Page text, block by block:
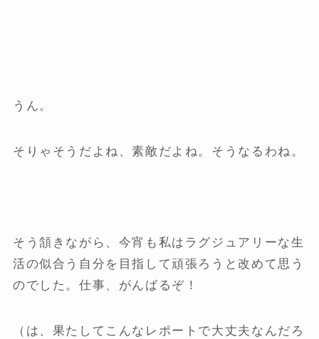
うん。
そりゃそうだよね、素敵だよね。そうなるわね。
そう頷きながら、今宵も私はラグジュアリーな生
活の似合う自分を目指して頑張ろうと改めて思う
のでした。仕事、がんばるぞ！
（は、果たしてこんなレポートで大丈夫なんだろ